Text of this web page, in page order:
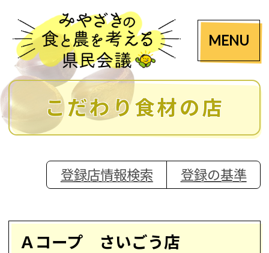
MENU
こだわり食材の店
登録店情報検索 登録の基準
Ａコープ さいごう店